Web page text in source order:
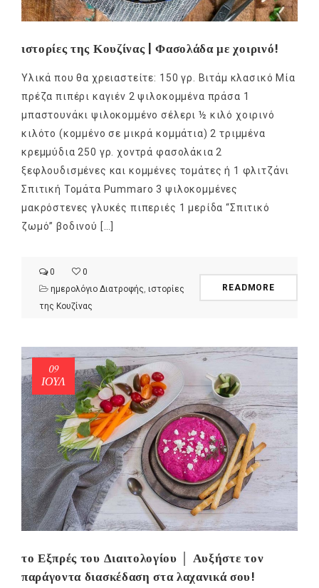
ιστορίες της Κουζίνας | Φασολάδα με χοιρινό!
Υλικά που θα χρειαστείτε: 150 γρ. Βιτάμ κλασικό Μία
πρέζα πιπέρι καγιέν 2 ψιλοκομμένα πράσα 1
μπαστουνάκι ψιλοκομμένο σέλερι ½ κιλό χοιρινό
κιλότο (κομμένο σε μικρά κομμάτια) 2 τριμμένα
κρεμμύδια 250 γρ. χοντρά φασολάκια 2
ξεφλουδισμένες και κομμένες τομάτες ή 1 φλιτζάνι
Σπιτική Τομάτα Pummaro 3 ψιλοκομμένες
μακρόστενες γλυκές πιπεριές 1 μερίδα “Σπιτικό
ζωμό” βοδινού […]
0
0
ημερολόγιο Διατροφής ιστορίες
της Κουζίνας
READMORE
09
ΙΟΎΛ
το Εξπρές του Διαιτολογίου │ Αυξήστε τον
παράγοντα διασκέδαση στα λαχανικά σου!